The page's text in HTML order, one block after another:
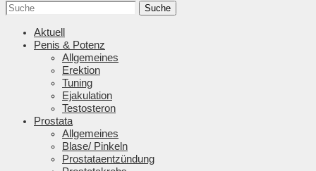
Suche
Aktuell
Penis & Potenz
Allgemeines
Erektion
Tuning
Ejakulation
Testosteron
Prostata
Allgemeines
Blase/ Pinkeln
Prostataentzündung